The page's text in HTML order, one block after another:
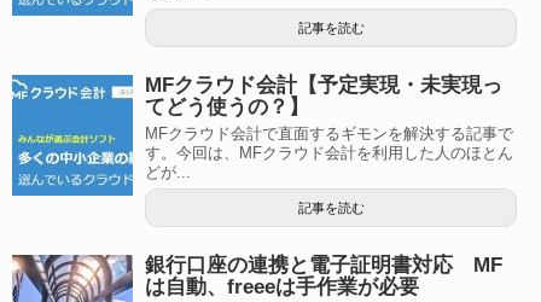
記事を読む
MFクラウド会計【予定実現・未実現っ
てどう使うの？】
MFクラウド会計で直面するギモンを解決する記事で
す。今回は、MFクラウド会計を利用した人のほとん
どが...
記事を読む
銀行口座の連携と電子証明書対応 MF
は自動、freeeは手作業が必要